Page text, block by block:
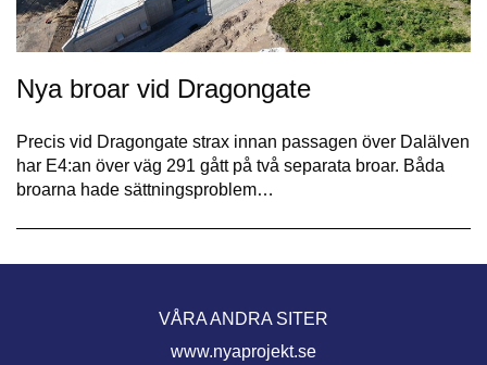
Nya broar vid Dragongate
Precis vid Dragongate strax innan passagen över Dalälven
har E4:an över väg 291 gått på två separata broar. Båda
broarna hade sättningsproblem…
VÅRA ANDRA SITER
www.nyaprojekt.se